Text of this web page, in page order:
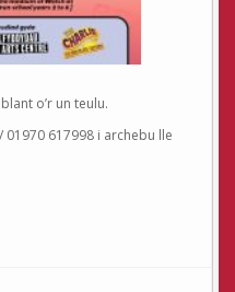
o’r un teulu.
617998 i archebu lle